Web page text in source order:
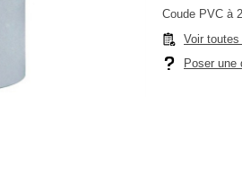
Coude PVC à
Voir
Poser une